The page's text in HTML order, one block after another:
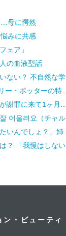
…母に愕然
みに共感
ェア」
の血液型話
らに余計なことを／家族全員でいじめと戦うということ。（3）
ション♡魔法界を纏う限定アイテム登場
行けなくなった／娘がいじめをしていました（10）
ウルリョヨ）」の意味は？褒め言葉です♡
る女…両家の顔合わせにまで現れた従妹の恐ろしい正体
体重は落ちていく」食事内容を模索してみた
ン・ビューティ